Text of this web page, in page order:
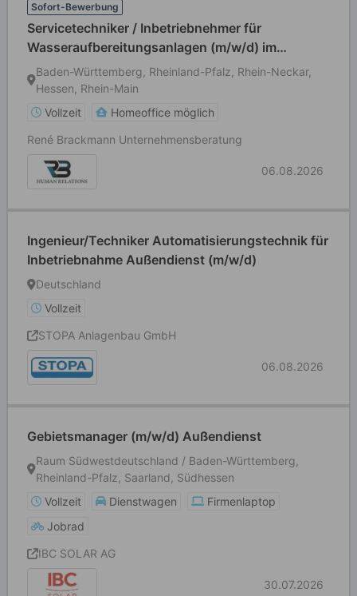
Sofort-Bewerbung
Servicetechniker / Inbetriebnehmer für
Wasseraufbereitungsanlagen (m/w/d) im
Außendienst
Baden-Württemberg, Rheinland-Pfalz, Rhein-Neckar,
Hessen, Rhein-Main
Vollzeit
Homeoffice möglich
René Brackmann Unternehmensberatung
06.08.2026
Ingenieur/Techniker Automatisierungstechnik für
Inbetriebnahme Außendienst (m/w/d)
Deutschland
Vollzeit
STOPA Anlagenbau GmbH
06.08.2026
Gebietsmanager (m/w/d) Außendienst
Raum Südwestdeutschland / Baden-Württemberg,
Rheinland-Pfalz, Saarland, Südhessen
Vollzeit
Dienstwagen
Firmenlaptop
Jobrad
IBC SOLAR AG
30.07.2026